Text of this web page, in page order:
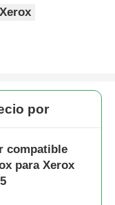
por
compatible
para Xerox